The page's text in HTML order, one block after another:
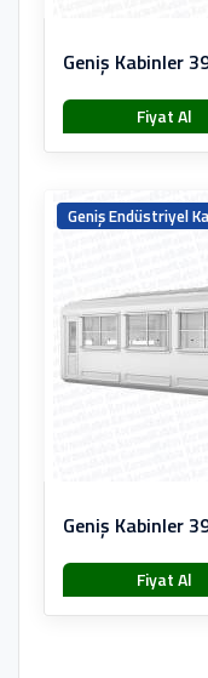
Geniş Kabinler
Fiyat Al
Geniş Endüstriyel
Geniş Kabinler
Fiyat Al